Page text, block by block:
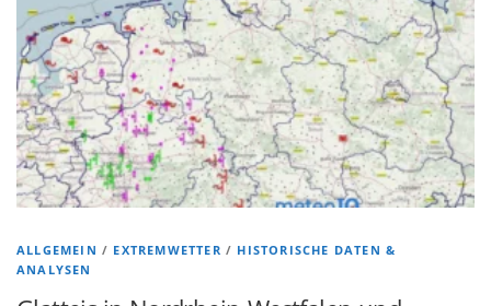
ALLGEMEIN / EXTREMWETTER / HISTORISCHE DATEN &
ANALYSEN